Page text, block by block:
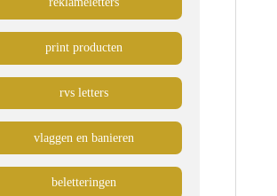
print producten
rvs letters
vlaggen en banieren
beletteringen